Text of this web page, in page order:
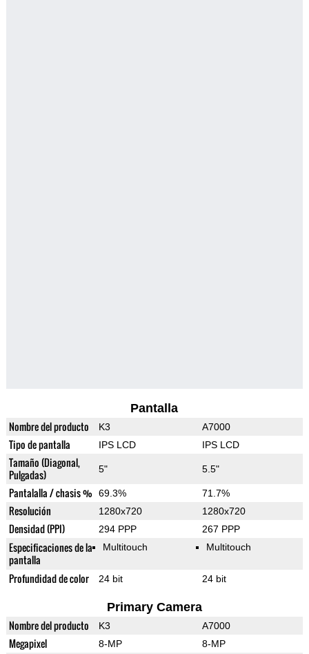
Pantalla
Nombre del producto K3 A7000
Tipo de pantalla IPS LCD IPS LCD
Tamaño (Diagonal,
Pulgadas)
5" 5.5"
Pantalalla / chasis % 69.3% 71.7%
Resolución 1280x720 1280x720
Densidad (PPI) 294 PPP 267 PPP
Especificaciones de la
pantalla
Multitouch Multitouch
Profundidad de color 24 bit 24 bit
Primary Camera
Nombre del producto K3 A7000
Megapixel 8-MP 8-MP